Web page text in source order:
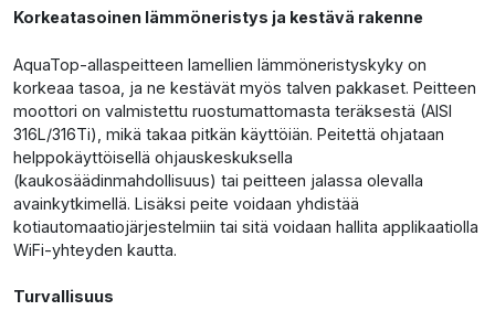
Korkeatasoinen lämmöneristys ja kestävä rakenne
AquaTop-allaspeitteen lamellien lämmöneristyskyky on
korkeaa tasoa, ja ne kestävät myös talven pakkaset. Peitteen
moottori on valmistettu ruostumattomasta teräksestä (AISI
316L/316Ti), mikä takaa pitkän käyttöiän. Peitettä ohjataan
helppokäyttöisellä ohjauskeskuksella
(kaukosäädinmahdollisuus) tai peitteen jalassa olevalla
avainkytkimellä. Lisäksi peite voidaan yhdistää
kotiautomaatiojärjestelmiin tai sitä voidaan hallita applikaatiolla
WiFi-yhteyden kautta.
Turvallisuus